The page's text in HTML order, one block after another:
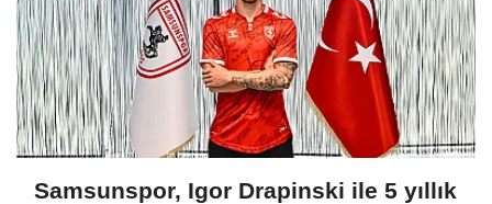
Samsunspor, Igor Drapinski ile 5 yıllık